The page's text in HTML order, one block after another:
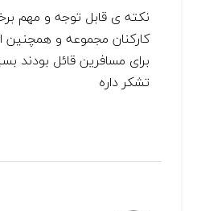
نکته ی قابل توجه و مهم
کارکنان مجموعه و همچنین
برای مسافرین قائل بودند
تشکر داره